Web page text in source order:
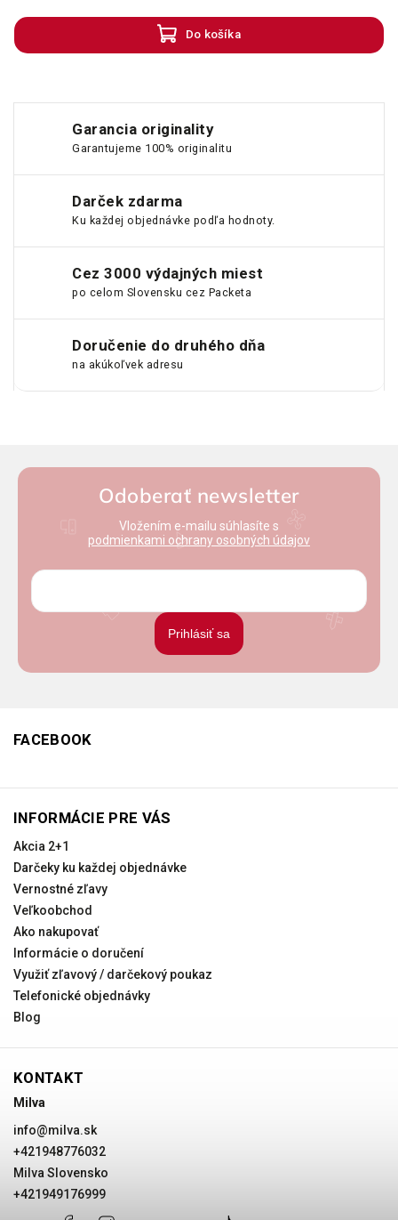
Do košíka
Garancia originality
Garantujeme 100% originalitu
Darček zdarma
Ku každej objednávke podľa hodnoty.
Cez 3000 výdajných miest
po celom Slovensku cez Packeta
Doručenie do druhého dňa
na akúkoľvek adresu
Odoberať newsletter
Vložením e-mailu súhlasíte s
podmienkami ochrany osobných údajov
Prihlásiť sa
FACEBOOK
INFORMÁCIE PRE VÁS
Akcia 2+1
Darčeky ku každej objednávke
Vernostné zľavy
Veľkoobchod
Ako nakupovať
Informácie o doručení
Využiť zľavový / darčekový poukaz
Telefonické objednávky
Blog
KONTAKT
Milva
info@milva.sk
+421948776032
Milva Slovensko
+421949176999